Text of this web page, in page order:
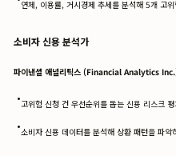
연체, 이용률, 거시경제 추세를 분석해 5개 고
소비자 신용 분석가
파이낸셜 애널리틱스 (Financial Analytics
•고위험 신청 건 우선순위를 돕는 신용 리스크
•소비자 신용 데이터를 분석해 상환 패턴을 파